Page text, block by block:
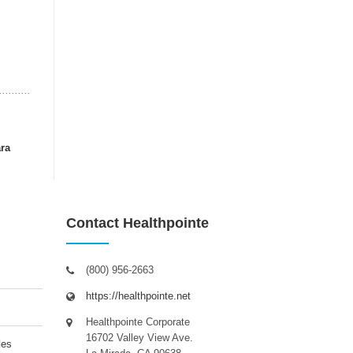
Contact Healthpointe
(800) 956-2663
https://healthpointe.net
Healthpointe Corporate
16702 Valley View Ave.